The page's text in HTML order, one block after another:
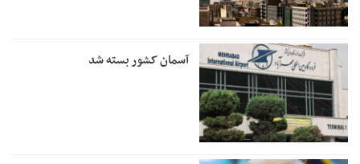
آسمان کشور بسته شد